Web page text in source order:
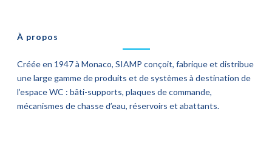
À propos
Créée en 1947 à Monaco, SIAMP conçoit, fabrique et distribue
une large gamme de produits et de systèmes à destination de
l’espace WC : bâti-supports, plaques de commande,
mécanismes de chasse d’eau, réservoirs et abattants.